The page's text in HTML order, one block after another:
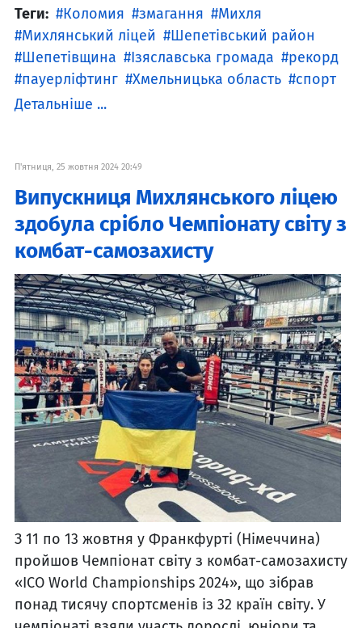
Теги: Коломия змагання
Михля
Михлянський ліцей
Шепетівський район
Шепетівщина
Ізяславська громада
рекорд
пауерліфтинг
Хмельницька область
спорт
Детальніше ...
П'ятниця, 25 жовтня 2024 20:49
Випускниця Михлянського ліцею
здобула срібло Чемпіонату світу з
комбат-самозахисту
З 11 по 13 жовтня у Франкфурті (Німеччина)
пройшов Чемпіонат світу з комбат-самозахисту
«ICO World Championships 2024», що зібрав
понад тисячу спортсменів із 32 країн світу. У